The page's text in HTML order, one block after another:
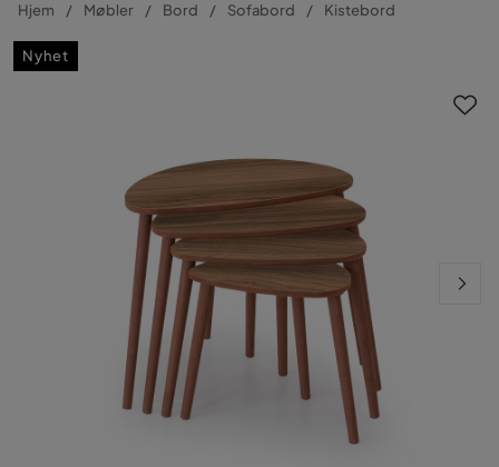
Hjem Møbler Bord Sofabord Kistebord
Nyhet